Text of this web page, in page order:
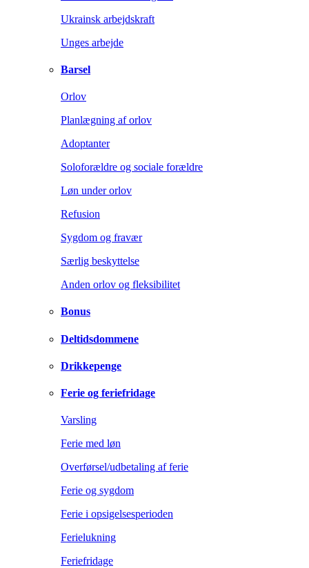
Ukrainsk arbejdskraft
Unges arbejde
Barsel
Orlov
Planlægning af orlov
Adoptanter
Soloforældre og sociale forældre
Løn under orlov
Refusion
Sygdom og fravær
Særlig beskyttelse
Anden orlov og fleksibilitet
Bonus
Deltidsdommene
Drikkepenge
Ferie og feriefridage
Varsling
Ferie med løn
Overførsel/udbetaling af ferie
Ferie og sygdom
Ferie i opsigelsesperioden
Ferielukning
Feriefridage